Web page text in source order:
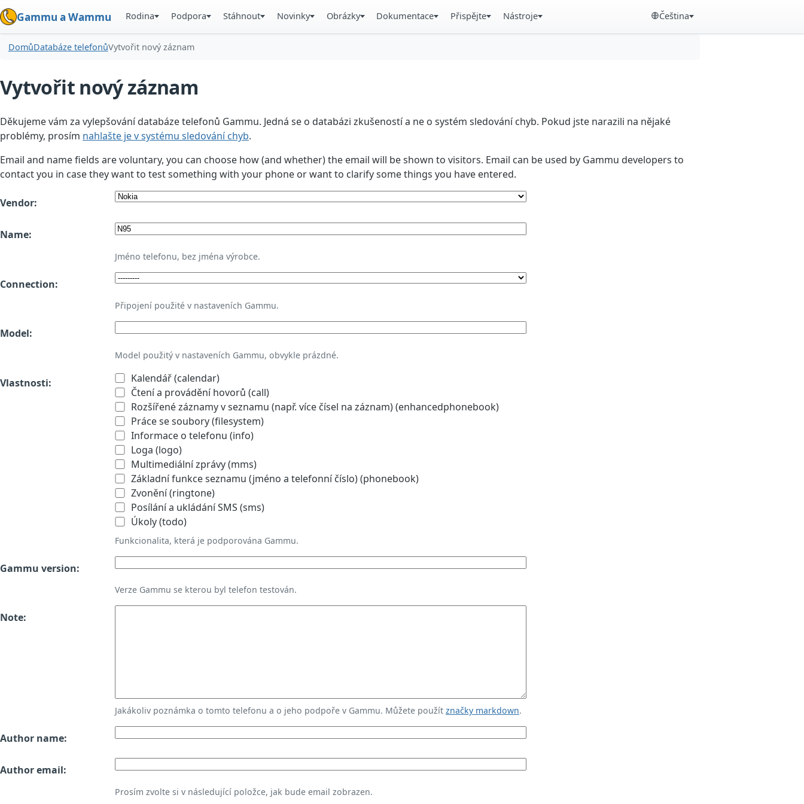
Gammu a Wammu Rodina Podpora Stáhnout Novinky Obrázky Dokumentace Přispějte Nástroje Čeština
DomůDatabáze telefonůVytvořit nový záznam
Vytvořit nový záznam
Děkujeme vám za vylepšování databáze telefonů Gammu. Jedná se o databázi zkušeností a ne o systém sledování chyb. Pokud jste narazili na nějaké
problémy, prosím nahlašte je v systému sledování chyb.
Email and name fields are voluntary, you can choose how (and whether) the email will be shown to visitors. Email can be used by Gammu developers to
contact you in case they want to test something with your phone or want to clarify some things you have entered.
Vendor:
Name:
Jméno telefonu, bez jména výrobce.
Connection:
Připojení použité v nastaveních Gammu.
Model:
Model použitý v nastaveních Gammu, obvykle prázdné.
Vlastnosti:
Kalendář (calendar)
Čtení a provádění hovorů (call)
Rozšířené záznamy v seznamu (např. více čísel na záznam) (enhancedphonebook)
Práce se soubory (filesystem)
Informace o telefonu (info)
Loga (logo)
Multimediální zprávy (mms)
Základní funkce seznamu (jméno a telefonní číslo) (phonebook)
Zvonění (ringtone)
Posílání a ukládání SMS (sms)
Úkoly (todo)
Funkcionalita, která je podporována Gammu.
Gammu version:
Verze Gammu se kterou byl telefon testován.
Note:
Jakákoliv poznámka o tomto telefonu a o jeho podpoře v Gammu. Můžete použít značky markdown.
Author name:
Author email:
Prosím zvolte si v následující položce, jak bude email zobrazen.